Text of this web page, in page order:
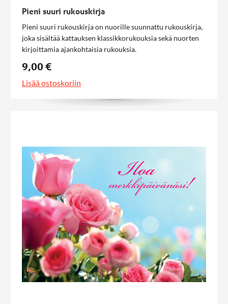
Pieni suuri rukouskirja
Pieni suuri rukouskirja on nuorille suunnattu rukouskirja,
joka sisältää kattauksen klassikkorukouksia sekä nuorten
kirjoittamia ajankohtaisia rukouksia.
9,00 €
Lisää ostoskoriin